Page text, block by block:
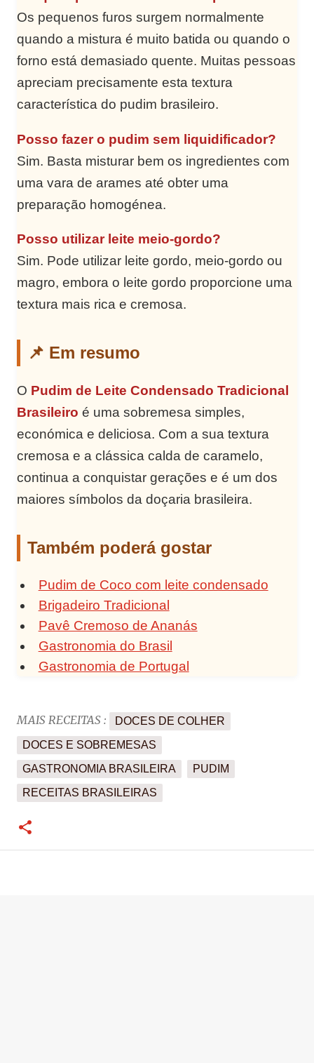
Os pequenos furos surgem normalmente
quando a mistura é muito batida ou quando o
forno está demasiado quente. Muitas pessoas
apreciam precisamente esta textura
característica do pudim brasileiro.
Posso fazer o pudim sem liquidificador?
Sim. Basta misturar bem os ingredientes com
uma vara de arames até obter uma
preparação homogénea.
Posso utilizar leite meio-gordo?
Sim. Pode utilizar leite gordo, meio-gordo ou
magro, embora o leite gordo proporcione uma
textura mais rica e cremosa.
📌 Em resumo
O Pudim de Leite Condensado Tradicional
Brasileiro é uma sobremesa simples,
económica e deliciosa. Com a sua textura
cremosa e a clássica calda de caramelo,
continua a conquistar gerações e é um dos
maiores símbolos da doçaria brasileira.
Também poderá gostar
Pudim de Coco com leite condensado
Brigadeiro Tradicional
Pavê Cremoso de Ananás
Gastronomia do Brasil
Gastronomia de Portugal
MAIS RECEITAS :
DOCES DE COLHER
DOCES E SOBREMESAS
GASTRONOMIA BRASILEIRA
PUDIM
RECEITAS BRASILEIRAS